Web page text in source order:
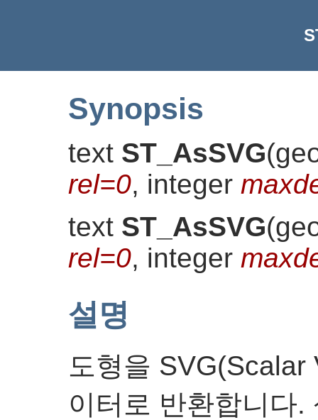
Synopsis
text ST_AsSVG(
rel=0, integer
text ST_AsSVG(
rel=0, integer
설명
도형을
이터로 반환합니다